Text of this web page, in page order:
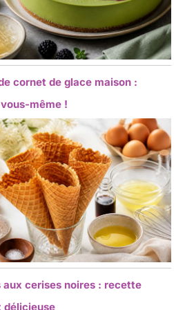
cornet de glace maison :
même !
aux cerises noires : recette
délicieuse